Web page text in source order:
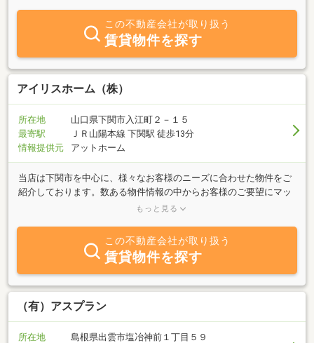
この不動産会社が取り扱う
賃貸物件を探す
アイリスホーム（株）
所在地
山口県下関市入江町２－１５
最寄駅
ＪＲ山陽本線 下関駅 徒歩13分
情報提供元
アットホーム
当店は下関市を中心に、様々なお客様のニーズに合わせた物件をご
紹介しております。数ある物件情報の中からお客様のご要望にマッ
チした素敵なお部屋をご紹介致します。単身物件からファミリー物
のご希望条件をお申し付けください。豊富な情報量と活気あるスタ
ッフがお客様のお部屋探しを快適・スピーディーにお手伝い。
FAX・メールでのやり取りも可能です。賃貸物件をお探しの方は
「きっと見つかる素敵なお部屋！アイリスホーム」まで。スタッフ
一同心よりご来店お待ちしております。
もっと見る
この不動産会社が取り扱う
賃貸物件を探す
（有）アスプラン
所在地
島根県出雲市塩冶神前１丁目５９